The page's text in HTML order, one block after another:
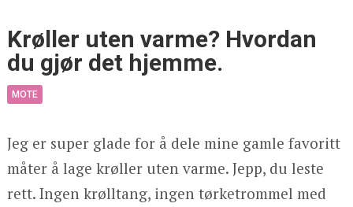
Krøller uten varme? Hvordan
du gjør det hjemme.
MOTE
Jeg er super glade for å dele mine gamle favoritt
måter å lage krøller uten varme. Jepp, du leste
rett. Ingen krølltang, ingen tørketrommel med